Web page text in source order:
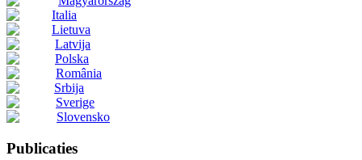
Italia
Lietuva
Latvija
Polska
România
Srbija
Sverige
Slovensko
Publicaties